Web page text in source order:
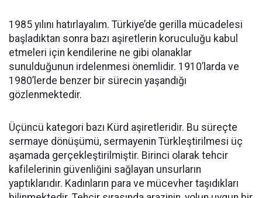
1985 yılını hatırlayalım. Türkiye’de gerilla mücadelesi
başladıktan sonra bazı aşiretlerin koruculuğu kabul
etmeleri için kendilerine ne gibi olanaklar
sunulduğunun irdelenmesi önemlidir. 1910’larda ve
1980’lerde benzer bir sürecin yaşandığı
gözlenmektedir.
Üçüncü kategori bazı Kürd aşiretleridir. Bu süreçte
sermaye dönüşümü, sermayenin Türkleştirilmesi üç
aşamada gerçekleştirilmiştir. Birinci olarak tehcir
kafilelerinin güvenliğini sağlayan unsurların
yaptıklarıdır. Kadınların para ve mücevher taşıdıkları